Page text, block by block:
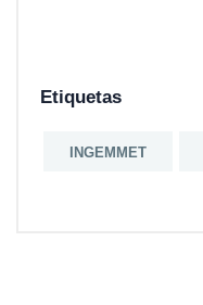
Etiquetas
INGEMMET